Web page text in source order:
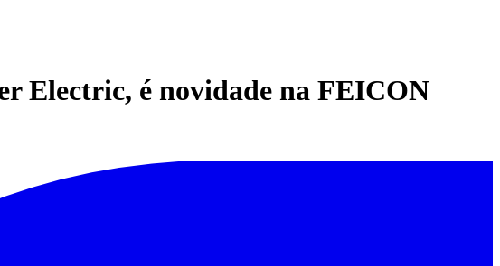
Electric, é novidade na FEICON